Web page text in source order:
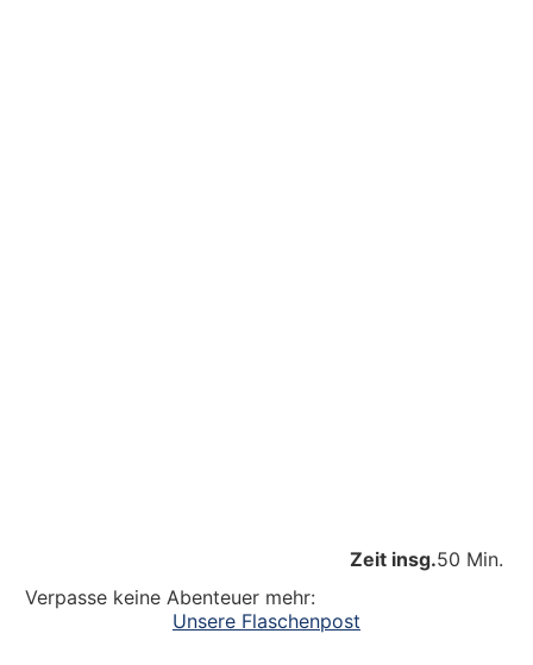
Zeit insg.50 Min.
Verpasse keine Abenteuer mehr:
Unsere Flaschenpost